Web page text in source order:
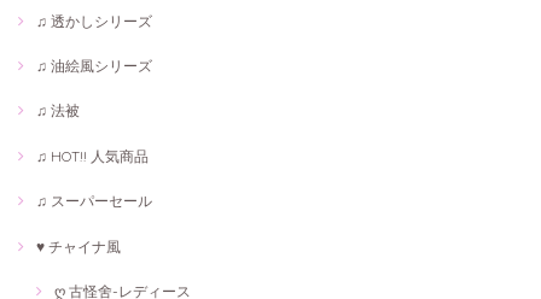
♫ 透かしシリーズ
♫ 油絵風シリーズ
♫ 法被
♫ HOT!! 人気商品
♫ スーパーセール
♥ チャイナ風
ღ 古怪舍-レディース